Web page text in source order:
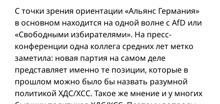
С точки зрения ориентации «Альянс Германия»
в основном находится на одной волне с AfD или
«Свободными избирателями». На пресс-
конференции одна коллега средних лет метко
заметила: новая партия на самом деле
представляет именно те позиции, которые в
прошлом можно было бы назвать разумной
политикой ХДС/ХСС. Такое же мнение и у многиx